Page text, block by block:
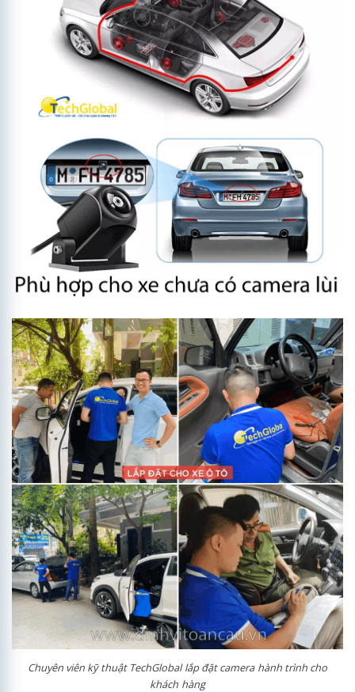
Chuyên viên kỹ thuật TechGlobal lắp đặt camera hành trình cho
khách hàng